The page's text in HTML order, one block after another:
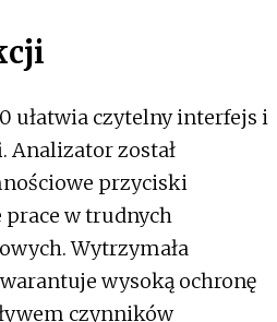
ułatwia czytelny interfejs i
. Analizator został
przyciski
prace w trudnych
Wytrzymała
wysoką ochronę
czynników